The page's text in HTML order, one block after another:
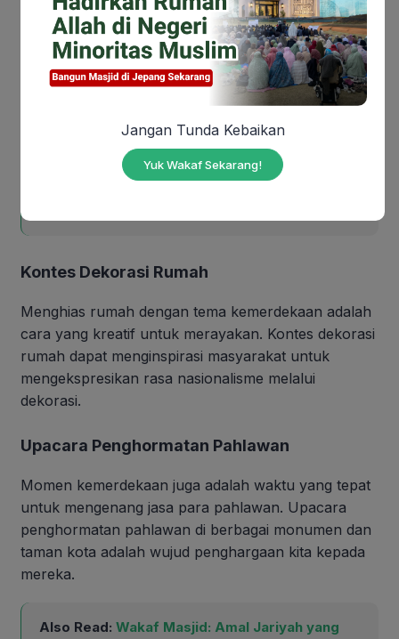
Pameran Sejarah
Pameran sejarah dapat mengingatkan masyarakat
akan perjuangan para pahlawan dalam merebut
kemerdekaan. Pameran ini juga dapat menjadi
Makna Kemerdekaan Indonesia di
Kontes Dekorasi Rumah
Menghias rumah dengan tema kemerdekaan adalah
cara yang kreatif untuk merayakan. Kontes dekorasi
rumah dapat menginspirasi masyarakat untuk
mengekspresikan rasa nasionalisme melalui
dekorasi.
Upacara Penghormatan Pahlawan
Momen kemerdekaan juga adalah waktu yang tepat
untuk mengenang jasa para pahlawan. Upacara
penghormatan pahlawan di berbagai monumen dan
taman kota adalah wujud penghargaan kita kepada
mereka.
Also Read: Wakaf Masjid: Amal Jariyah yang
Jangan Tunda Kebaikan
Yuk Wakaf Sekarang!